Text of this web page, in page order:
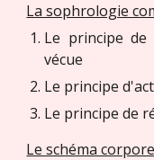
La sophrologie
Le principe de
vécue
Le principe
Le principe de
Le schéma